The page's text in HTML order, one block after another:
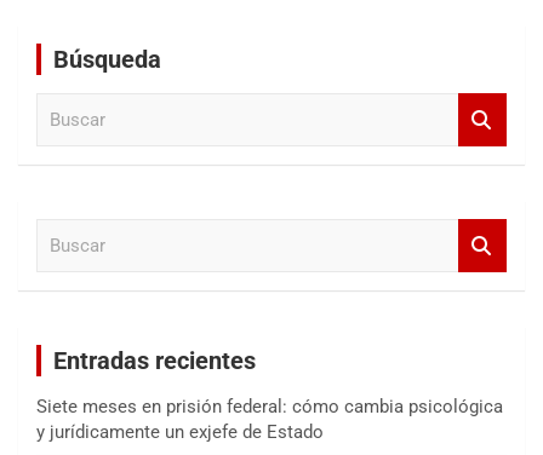
Búsqueda
Entradas recientes
Siete meses en prisión federal: cómo cambia psicológica
y jurídicamente un exjefe de Estado